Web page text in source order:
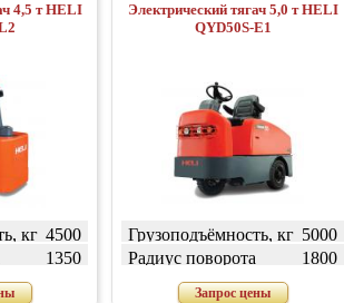
4,5 т HELI
кг 4500
1350
Электрический тягач 5,0 т HELI
QYD50S-E1
Грузоподъёмность, кг 5000
Радиус поворота
(внешний) W, мм
1800
Запрос цены